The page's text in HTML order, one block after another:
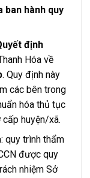
ban hành quy
định
Hóa về
. Quy định này
các bên trong
hóa thủ tục
huyện/xã.
quy trình thẩm
được quy
nhiệm Sở